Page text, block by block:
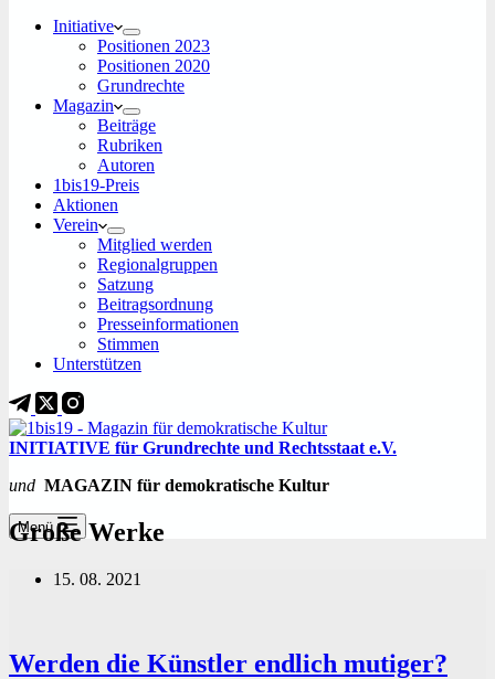
Initiative
Positionen 2023
Positionen 2020
Grundrechte
Magazin
Beiträge
Rubriken
Autoren
1bis19-Preis
Aktionen
Verein
Mitglied werden
Regionalgruppen
Satzung
Beitragsordnung
Presseinformationen
Stimmen
Unterstützen
INITIATIVE für Grundrechte und Rechtsstaat e.V.
und MAGAZIN für demokratische Kultur
Menü
Große Werke
15. 08. 2021
Werden die Künstler endlich mutiger?